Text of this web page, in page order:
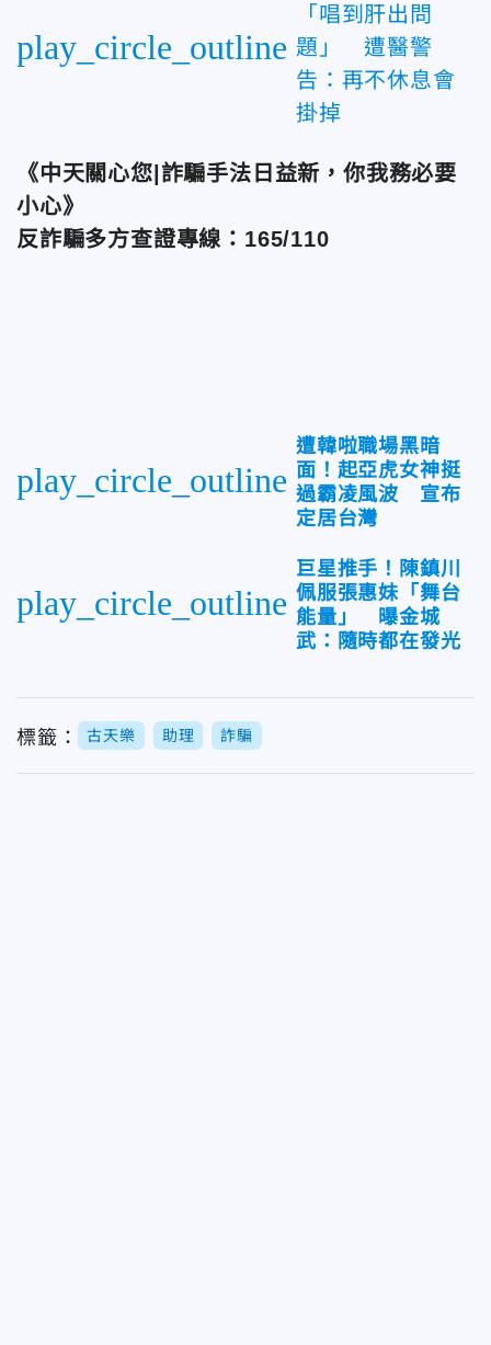
play_circle_outline
「唱到肝出問
題」 遭醫警
告：再不休息會
掛掉
《中天關心您|詐騙手法日益新，你我務必要
小心》
反詐騙多方查證專線：165/110
play_circle_outline
遭韓啦職場黑暗
面！起亞虎女神挺
過霸凌風波 宣布
定居台灣
play_circle_outline
巨星推手！陳鎮川
佩服張惠妹「舞台
能量」 曝金城
武：隨時都在發光
標籤： 古天樂 助理 詐騙